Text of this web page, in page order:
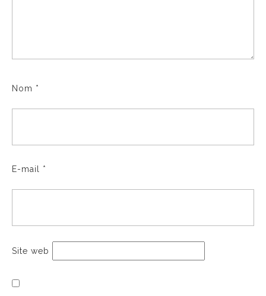
Nom *
E-mail *
Site web